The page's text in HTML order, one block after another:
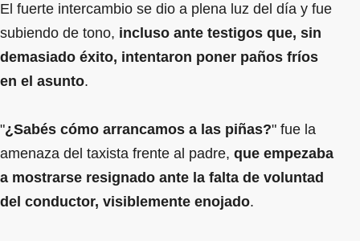
El fuerte intercambio se dio a plena luz del día y fue
subiendo de tono, incluso ante testigos que, sin
demasiado éxito, intentaron poner paños fríos
en el asunto.
"¿Sabés cómo arrancamos a las piñas?" fue la
amenaza del taxista frente al padre, que empezaba
a mostrarse resignado ante la falta de voluntad
del conductor, visiblemente enojado.